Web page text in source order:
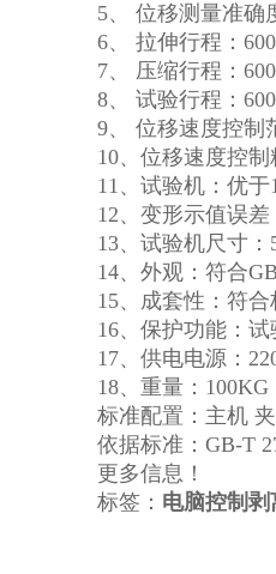
5、 位移测量准确
6、 拉伸行程：
7、 压缩行程：
8、 试验行程：
9、 位移速度控制
10、位移速度控
11、试验机：优于
12、变形示值误
13、试验机尺寸：
14、外观：符合
15、成套性：符
16、保护功能：
17、供电电源：
18、重量：100KG
标准配置：主机
依据标准：GB-T
更多信息！
标签： 电脑控制